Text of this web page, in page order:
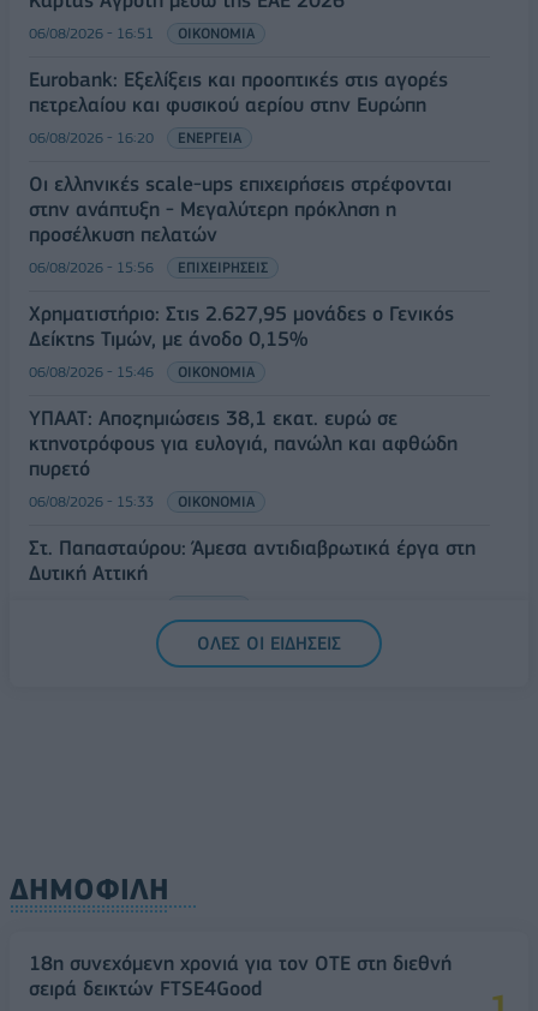
06/08/2026 - 16:51 ΟΙΚΟΝΟΜΙΑ
Eurobank: Εξελίξεις και προοπτικές στις αγορές
πετρελαίου και φυσικού αερίου στην Ευρώπη
06/08/2026 - 16:20 ΕΝΕΡΓΕΙΑ
Οι ελληνικές scale-ups επιχειρήσεις στρέφονται
στην ανάπτυξη - Μεγαλύτερη πρόκληση η
προσέλκυση πελατών
06/08/2026 - 15:56 ΕΠΙΧΕΙΡΗΣΕΙΣ
Χρηματιστήριο: Στις 2.627,95 μονάδες ο Γενικός
Δείκτης Τιμών, με άνοδο 0,15%
06/08/2026 - 15:46 ΟΙΚΟΝΟΜΙΑ
ΥΠΑΑΤ: Αποζημιώσεις 38,1 εκατ. ευρώ σε
κτηνοτρόφους για ευλογιά, πανώλη και αφθώδη
πυρετό
06/08/2026 - 15:33 ΟΙΚΟΝΟΜΙΑ
Στ. Παπασταύρου: Άμεσα αντιδιαβρωτικά έργα στη
Δυτική Αττική
ΟΛΕΣ ΟΙ ΕΙΔΗΣΕΙΣ
ΔΗΜΟΦΙΛΗ
18η συνεχόμενη χρονιά για τον ΟΤΕ στη διεθνή
σειρά δεικτών FTSE4Good